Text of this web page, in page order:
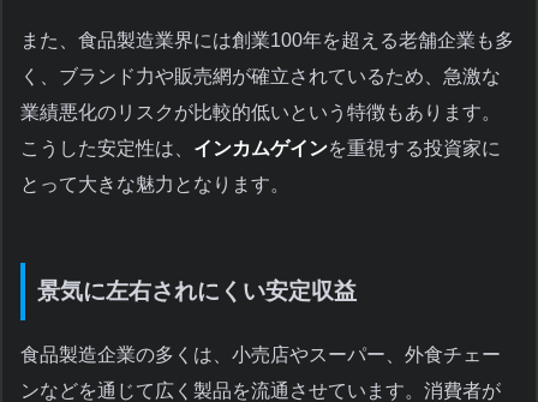
また、食品製造業界には創業100年を超える老舗企業も多
く、ブランド力や販売網が確立されているため、急激な
業績悪化のリスクが比較的低いという特徴もあります。
こうした安定性は、 インカムゲインを重視する投資家に
とって大きな魅力となります。
景気に左右されにくい安定収益
食品製造企業の多くは、小売店やスーパー、外食チェー
ンなどを通じて広く製品を流通させています。消費者が